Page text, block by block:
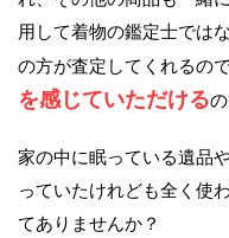
用して着物の鑑定士では
の方が査定してくれるので
を感じていただける
家の中に眠っている遺品
っていたけれども全く使
てありませんか？